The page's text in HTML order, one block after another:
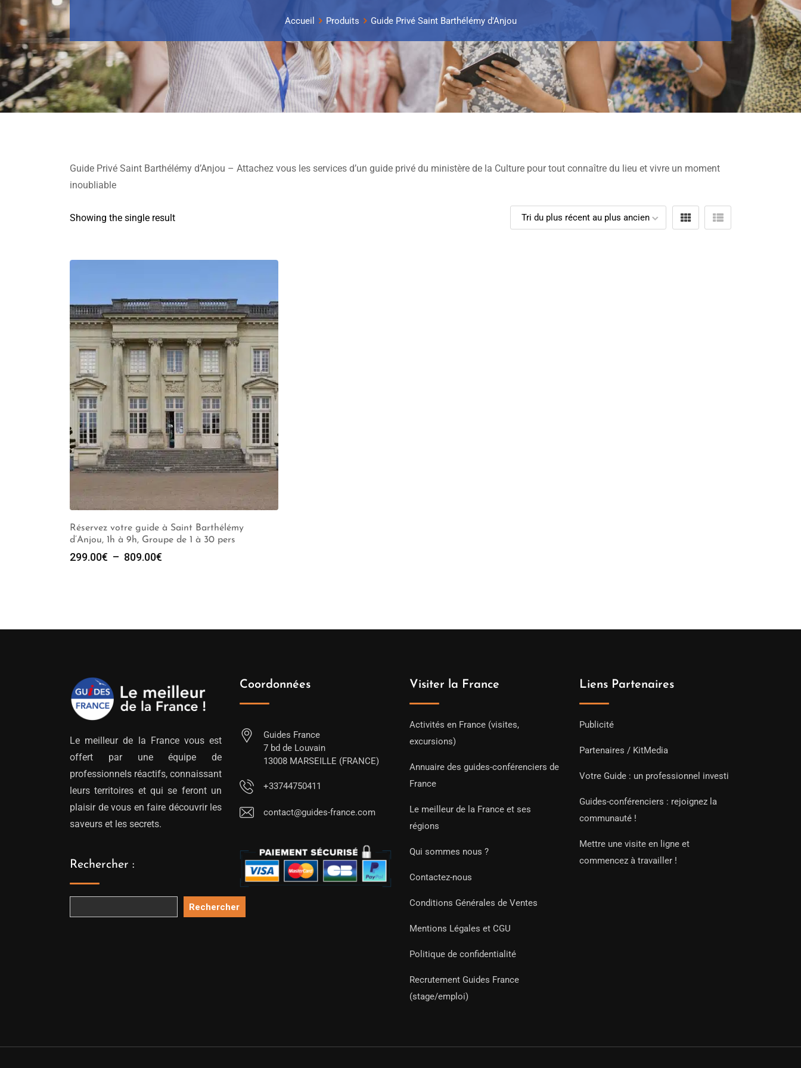
Accueil Produits Guide Privé Saint Barthélémy d'Anjou
Guide Privé Saint Barthélémy d’Anjou – Attachez vous les services d’un guide privé du ministère de la Culture pour tout connaître du lieu et vivre un moment
inoubliable
Showing the single result
Réservez votre guide à Saint Barthélémy
d’Anjou, 1h à 9h, Groupe de 1 à 30 pers
299.00€ – 809.00€
Le meilleur de la France vous est
offert par une équipe de
professionnels réactifs, connaissant
leurs territoires et qui se feront un
plaisir de vous en faire découvrir les
saveurs et les secrets.
Rechercher :
Rechercher
Coordonnées
Guides France
7 bd de Louvain
13008 MARSEILLE (FRANCE)
+33744750411
contact@guides-france.com
Visiter la France
Activités en France (visites,
excursions)
Annuaire des guides-conférenciers de
France
Le meilleur de la France et ses
régions
Qui sommes nous ?
Contactez-nous
Conditions Générales de Ventes
Mentions Légales et CGU
Politique de confidentialité
Recrutement Guides France
(stage/emploi)
Liens Partenaires
Publicité
Partenaires / KitMedia
Votre Guide : un professionnel investi
Guides-conférenciers : rejoignez la
communauté !
Mettre une visite en ligne et
commencez à travailler !